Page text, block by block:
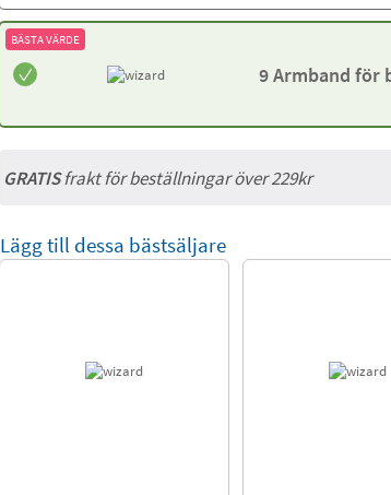
BÄSTA VÄRDE
9 Armband för
GRATISfrakt för beställningar över 229kr
Lägg till dessa bästsäljare